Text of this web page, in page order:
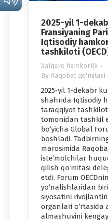
2025-yil 1-
Fransiyaning
Iqtisodiy
tashkiloti
Xalqaro hamkorlik
By Raqobat qo'mitasi
2025-yil 1-dekabr
shahrida Iqtisodiy
taraqqiyot tashkiloti
tomonidan tashkil
bo‘yicha Global
boshladi.
marosimida
iste’molchilar
qilish qo‘mitasi
etdi. Forum
yo‘nalishlaridan
siyosatini
organlari o‘rtasida
almashuvini